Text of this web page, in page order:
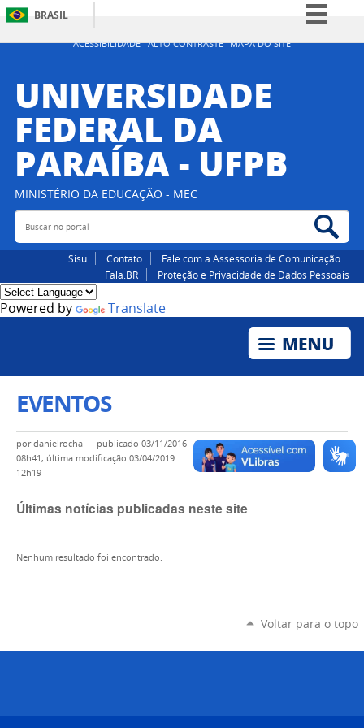
ACESSIBILIDADE ALTO CONTRASTE MAPA DO SITE
BRASIL
Simplifique!
Participe
Acesso à informação
Canais
UNIVERSIDADE
FEDERAL DA
PARAÍBA - UFPB
MINISTÉRIO DA EDUCAÇÃO - MEC
Buscar no portal
Sisu Contato
Fale com a Assessoria de Comunicação
Fala.BR
Proteção e Privacidade de Dados Pessoais
Powered by Translate
EVENTOS
pordanielrocha — publicado 03/11/2016
08h41, última modificação 03/04/2019
12h19
Últimas notícias publicadas neste site
Nenhum resultado foi encontrado.
Voltar para o topo